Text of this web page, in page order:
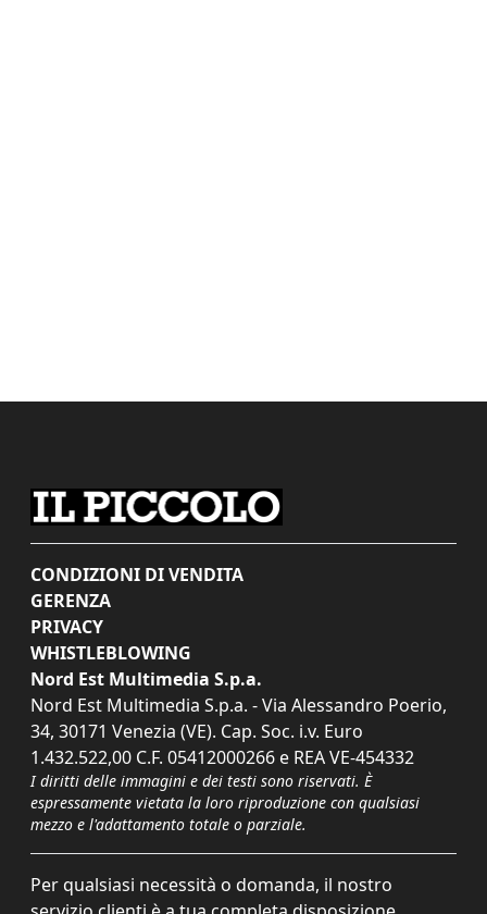
CONDIZIONI DI VENDITA
GERENZA
PRIVACY
WHISTLEBLOWING
Nord Est Multimedia S.p.a.
Nord Est Multimedia S.p.a. - Via Alessandro Poerio,
34, 30171 Venezia (VE). Cap. Soc. i.v. Euro
1.432.522,00 C.F. 05412000266 e REA VE-454332
I diritti delle immagini e dei testi sono riservati. È
espressamente vietata la loro riproduzione con qualsiasi
mezzo e l'adattamento totale o parziale.
Per qualsiasi necessità o domanda, il nostro